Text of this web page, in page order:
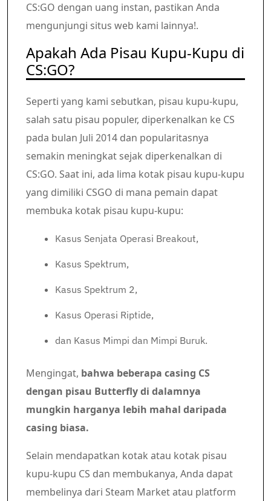
CS:GO dengan uang instan, pastikan Anda
mengunjungi situs web kami lainnya!.
Apakah Ada Pisau Kupu-Kupu di
CS:GO?
Seperti yang kami sebutkan, pisau kupu-kupu,
salah satu pisau populer, diperkenalkan ke CS
pada bulan Juli 2014 dan popularitasnya
semakin meningkat sejak diperkenalkan di
CS:GO. Saat ini, ada lima kotak pisau kupu-kupu
yang dimiliki CSGO di mana pemain dapat
membuka kotak pisau kupu-kupu:
Kasus Senjata Operasi Breakout,
Kasus Spektrum,
Kasus Spektrum 2,
Kasus Operasi Riptide,
dan Kasus Mimpi dan Mimpi Buruk.
Mengingat, bahwa beberapa casing CS
dengan pisau Butterfly di dalamnya
mungkin harganya lebih mahal daripada
casing biasa.
Selain mendapatkan kotak atau kotak pisau
kupu-kupu CS dan membukanya, Anda dapat
membelinya dari Steam Market atau platform